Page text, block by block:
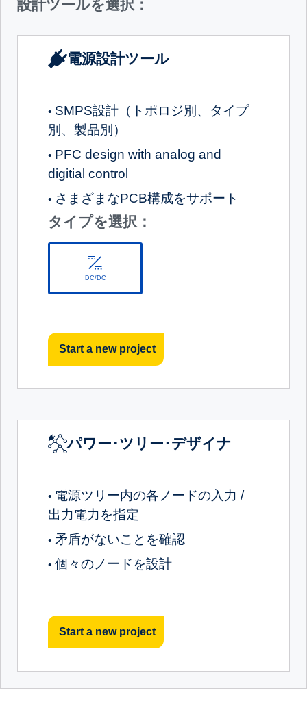
設計ツールを選択：
電源設計ツール
• SMPS設計（トポロジ別、タイプ
別、製品別）
• PFC design with analog and
digitial control
• さまざまなPCB構成をサポート
タイプを選択：
DC/DC
Start a new project
パワー･ツリー･デザイナ
• 電源ツリー内の各ノードの入力 /
出力電力を指定
• 矛盾がないことを確認
• 個々のノードを設計
Start a new project